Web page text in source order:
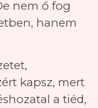
nem ő fog
hanem
kapsz, mert
a tiéd,